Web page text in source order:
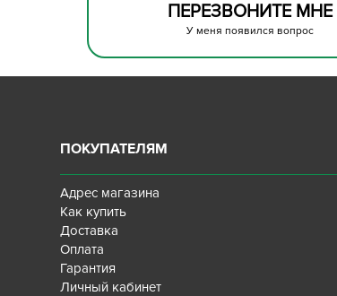
ПЕРЕЗВОНИТЕ МНЕ
У меня появился вопрос
ПОКУПАТЕЛЯМ
Адрес магазина
Как купить
Доставка
Оплата
Гарантия
Личный кабинет